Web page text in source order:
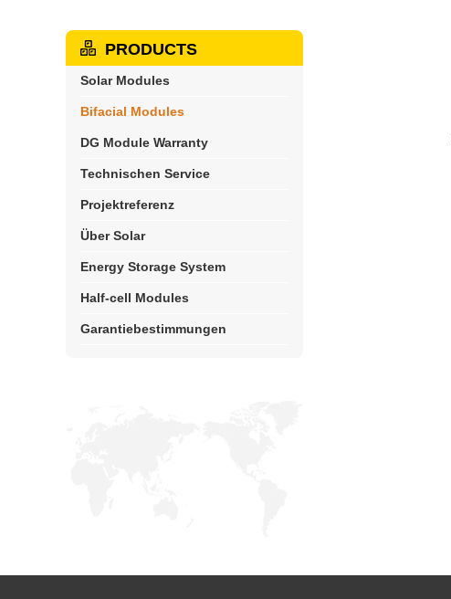
PRODUCTS
Solar Modules
Bifacial Modules
DG Module Warranty
Technischen Service
Projektreferenz
Über Solar
Energy Storage System
Half-cell Modules
Garantiebestimmungen